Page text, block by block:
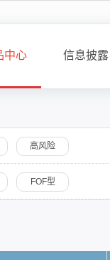
中心 信息披露
高风险
FOF型